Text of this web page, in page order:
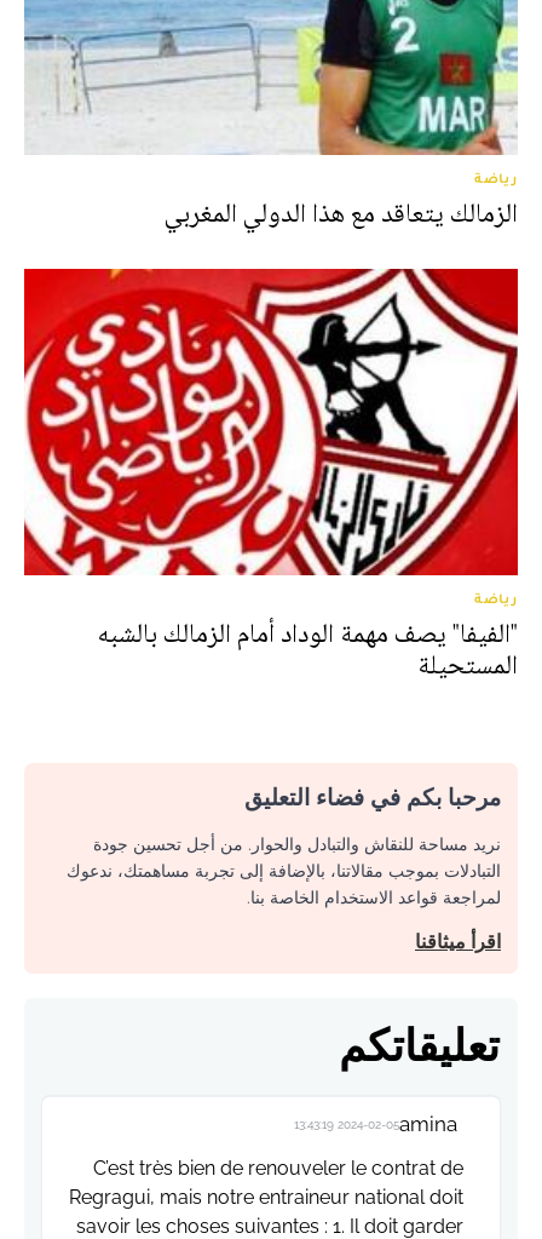
رياضة
الزمالك يتعاقد مع هذا الدولي المغربي
رياضة
"الفيفا" يصف مهمة الوداد أمام الزمالك بالشبه
المستحيلة
مرحبا بكم في فضاء التعليق
نريد مساحة للنقاش والتبادل والحوار. من أجل تحسين جودة
التبادلات بموجب مقالاتنا، بالإضافة إلى تجربة مساهمتك، ندعوك
لمراجعة قواعد الاستخدام الخاصة بنا.
اقرأ ميثاقنا
تعليقاتكم
amina
2024-02-05 13:43:19
C’est très bien de renouveler le contrat de
Regragui, mais notre entraineur national doit
savoir les choses suivantes : 1. Il doit garder